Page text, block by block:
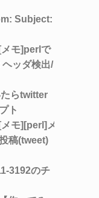
Subject:
らtwitter
ト
3192のチ